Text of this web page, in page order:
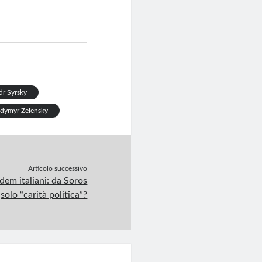
Syrsky
Zelensky
Articolo successivo
italiani: da Soros
solo “carità politica”?